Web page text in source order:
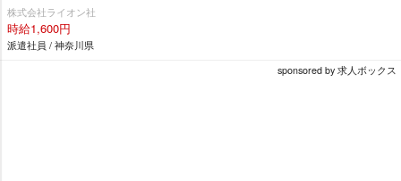
株式会社ライオン社
時給1,600円
派遣社員 / 神奈川県
sponsored by 求人ボックス